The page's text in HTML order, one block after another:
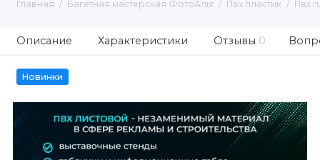
Главная Багетная мастерская ФотоАльт Пвх пластик Пвх
Описание Характеристики Отзывы 0
Новинки